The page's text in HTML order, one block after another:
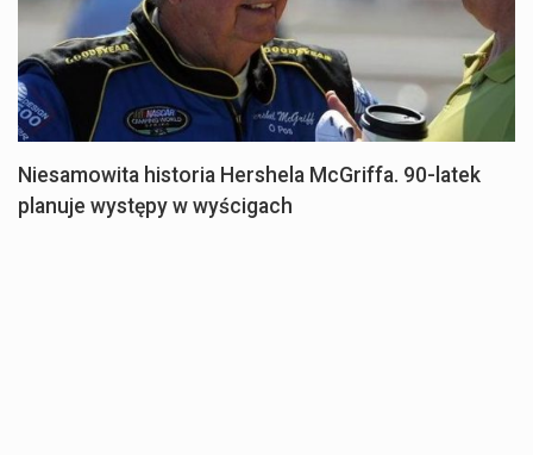
Niesamowita historia Hershela McGriffa. 90-latek
planuje występy w wyścigach